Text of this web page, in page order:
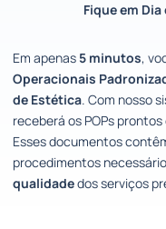
Fique em
Em apenas 5 minutos,
Operacionais
de Estética. Com nosso
receberá os POPs
Esses documentos
procedimentos
qualidadedos serviços